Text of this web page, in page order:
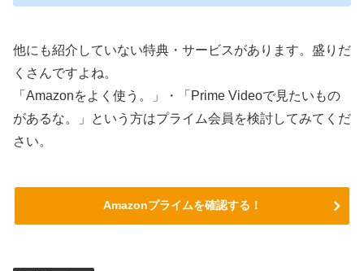
他にも紹介していない特典・サービスがあります。盛りだ
くさんですよね。
「Amazonをよく使う。」・「Prime Videoで見たいもの
があるな。」という方はプライム会員を検討してみてくだ
さい。
Amazonプライムを確認する！